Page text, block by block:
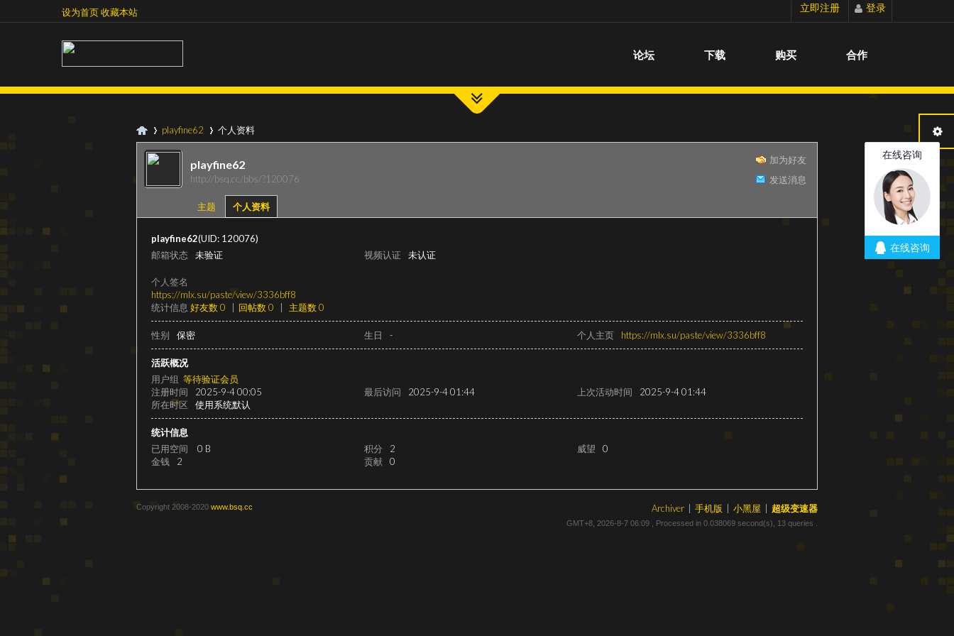
切换到宽版
设为首页收藏本站 立即注册 登录
论坛 下载 购买 合作
›
playfine62 个人资料
加为好友
发送消息
playfine62
http://bsq.cc/bbs/?120076
主题 个人资料
playfine62(UID: 120076)
邮箱状态
未验证 视频认证 未认证
个人签名
https://mlx.su/paste/view/3336bff8
统计信息 好友数 0 回帖数 0 主题数 0
性别 保密 生日 - 个人主页 https://mlx.su/paste/view/3336bff8
活跃概况
用户组 等待验证会员
注册时间
2025-9-4 00:05 最后访问 2025-9-4 01:44 上次活动时间
2025-9-4 01:44
所在时区
使用系统默认
统计信息
已用空间
0 B 积分 2 威望
0
金钱
2 贡献 0
Archiver 手机版 小黑屋 超级变速器
GMT+8, 2026-8-7 06:09 , Processed in 0.038069 second(s), 13 queries .
Copyright 2008-2020 www.bsq.cc